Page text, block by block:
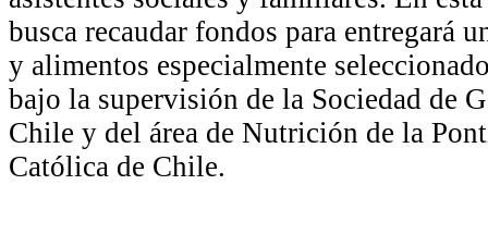
busca recaudar fondos para entregará
y alimentos especialmente
bajo la supervisión de la Sociedad de
Chile y del área de Nutrición de la
Católica de Chile.